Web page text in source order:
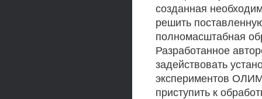
созданная
решить
полномасштабная
Разработанное
задействовать
экспериментов
приступить к